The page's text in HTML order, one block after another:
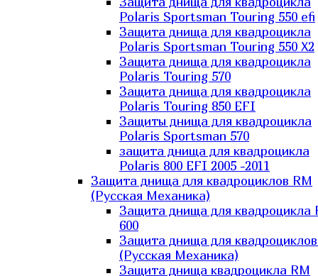
Polaris Sportsman Touring 550 efi
Защита днища для квадроцикла
Polaris Sportsman Touring 550 X2
Защита днища для квадроцикла
Polaris Touring 570
Защита днища для квадроцикла
Polaris Touring 850 EFI
Защиты днища для квадроцикла
Polaris Sportsman 570
защита днища для квадроцикла
Polaris 800 EFI 2005 -2011
Защита днища для квадроциклов RM
(Русская Механика)
Защита днища для квадроцикла
600
Защита днища для
(Русская Механика)
Защита днища квадроцикла RM